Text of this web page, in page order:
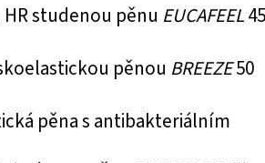
studenou pěnu EUCAFEEL45
pěnou BREEZE50
pěna s antibakteriálním